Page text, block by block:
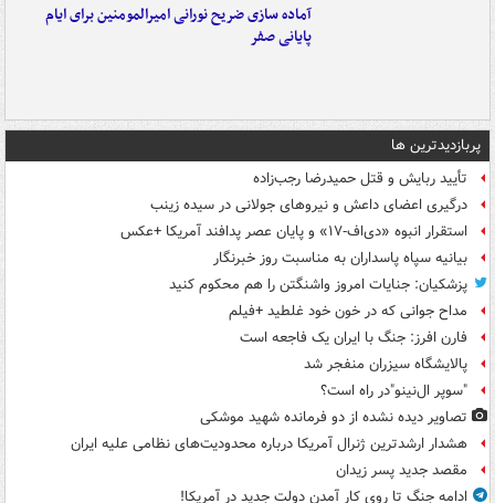
آماده سازی ضریح نورانی امیرالمومنین برای ایام
پایانی صفر
پربازدیدترین ها
تأیید ربایش و قتل حمیدرضا رجب‌زاده
درگیری اعضای داعش و نیروهای جولانی در سیده زینب
استقرار انبوه «دی‌اف‑۱۷» و پایان عصر پدافند آمریکا +عکس
بیانیه سپاه پاسداران به مناسبت روز خبرنگار
پزشکیان: جنایات امروز واشنگتن را هم محکوم کنید
مداح جوانی که در خون خود غلطید +فیلم
فارن افرز: جنگ با ایران یک فاجعه است
پالایشگاه سیزران منفجر شد
"سوپر ال‌نینو"در راه است؟
تصاویر دیده‌ نشده از دو فرمانده شهید موشکی
هشدار ارشدترین ژنرال آمریکا درباره محدودیت‌های نظامی علیه ایران
مقصد جدید پسر زیدان
ادامه جنگ تا روی کار آمدن دولت جدید در آمریکا!